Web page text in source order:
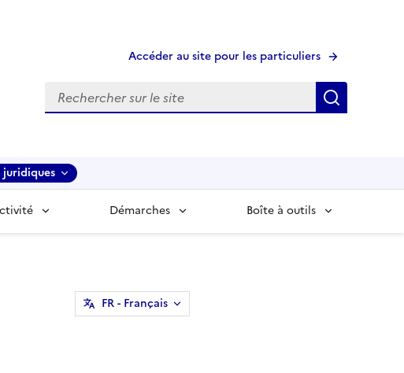
Accéder au site pour les particuliers
Recherche
Démarches Boîte à outils
FR- Français